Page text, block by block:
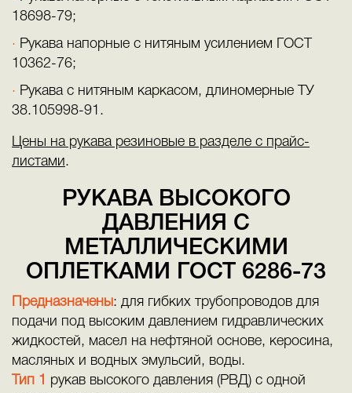
18698-79;
Рукава напорные с нитяным усилением ГОСТ
10362-76;
Рукава с нитяным каркасом, длиномерные ТУ
38.105998-91.
Цены на рукава резиновые в разделе с прайс-
листами.
РУКАВА ВЫСОКОГО
ДАВЛЕНИЯ С
МЕТАЛЛИЧЕСКИМИ
ОПЛЕТКАМИ ГОСТ 6286-73
Предназначены: для гибких трубопроводов для
подачи под высоким давлением гидравлических
жидкостей, масел на нефтяной основе, керосина,
масляных и водных эмульсий, воды.
Тип 1
рукав высокого давления (РВД) с одной